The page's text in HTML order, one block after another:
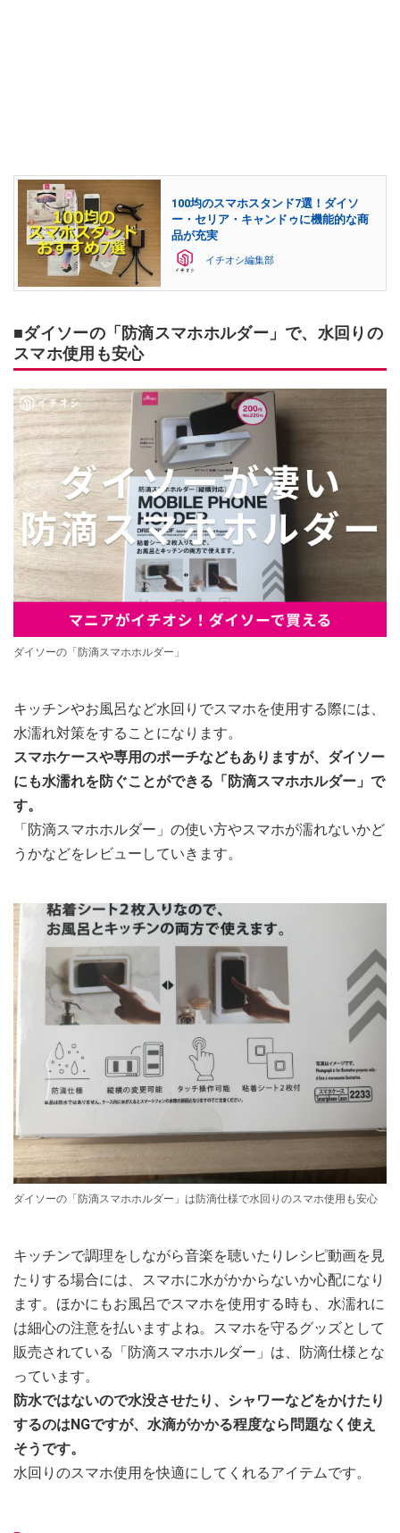
100均のスマホスタンド7選！ダイソ
ー・セリア・キャンドゥに機能的な商
品が充実
イチオシ編集部
■ダイソーの「防滴スマホホルダー」で、水回りの
スマホ使用も安心
ダイソーの「防滴スマホホルダー」
キッチンやお風呂など水回りでスマホを使用する際には、
水濡れ対策をすることになります。
スマホケースや専用のポーチなどもありますが、ダイソー
にも水濡れを防ぐことができる「防滴スマホホルダー」で
す。
「防滴スマホホルダー」の使い方やスマホが濡れないかど
うかなどをレビューしていきます。
ダイソーの「防滴スマホホルダー」は防滴仕様で水回りのスマホ使用も安心
キッチンで調理をしながら音楽を聴いたりレシピ動画を見
たりする場合には、スマホに水がかからないか心配になり
ます。ほかにもお風呂でスマホを使用する時も、水濡れに
は細心の注意を払いますよね。スマホを守るグッズとして
販売されている「防滴スマホホルダー」は、防滴仕様とな
っています。
防水ではないので水没させたり、シャワーなどをかけたり
するのはNGですが、水滴がかかる程度なら問題なく使え
そうです。
水回りのスマホ使用を快適にしてくれるアイテムです。